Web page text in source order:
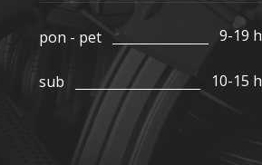
pon - pet 9-19 h
sub 10-15 h